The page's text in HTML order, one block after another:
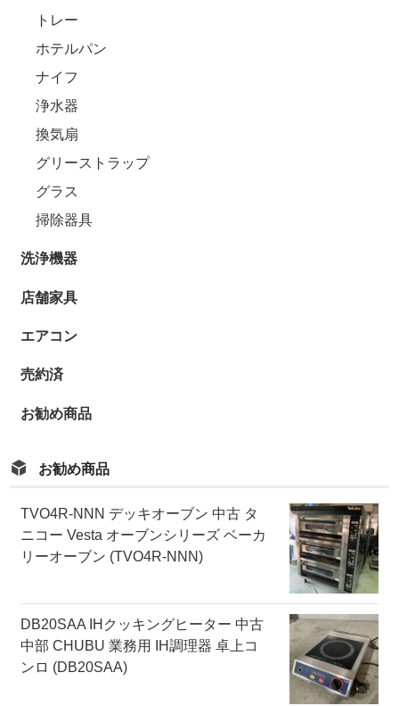
トレー
ホテルパン
ナイフ
浄水器
換気扇
グリーストラップ
グラス
掃除器具
洗浄機器
店舗家具
エアコン
売約済
お勧め商品
お勧め商品
TVO4R-NNN デッキオーブン 中古 タ
ニコー Vesta オーブンシリーズ ベーカ
リーオーブン (TVO4R-NNN)
DB20SAA IHクッキングヒーター 中古
中部 CHUBU 業務用 IH調理器 卓上コ
ンロ (DB20SAA)